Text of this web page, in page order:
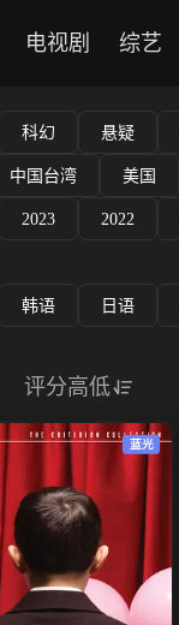
电视剧 综艺
科幻 悬疑
中国台湾 美国
2023 2022
韩语 日语
评分高低
蓝光